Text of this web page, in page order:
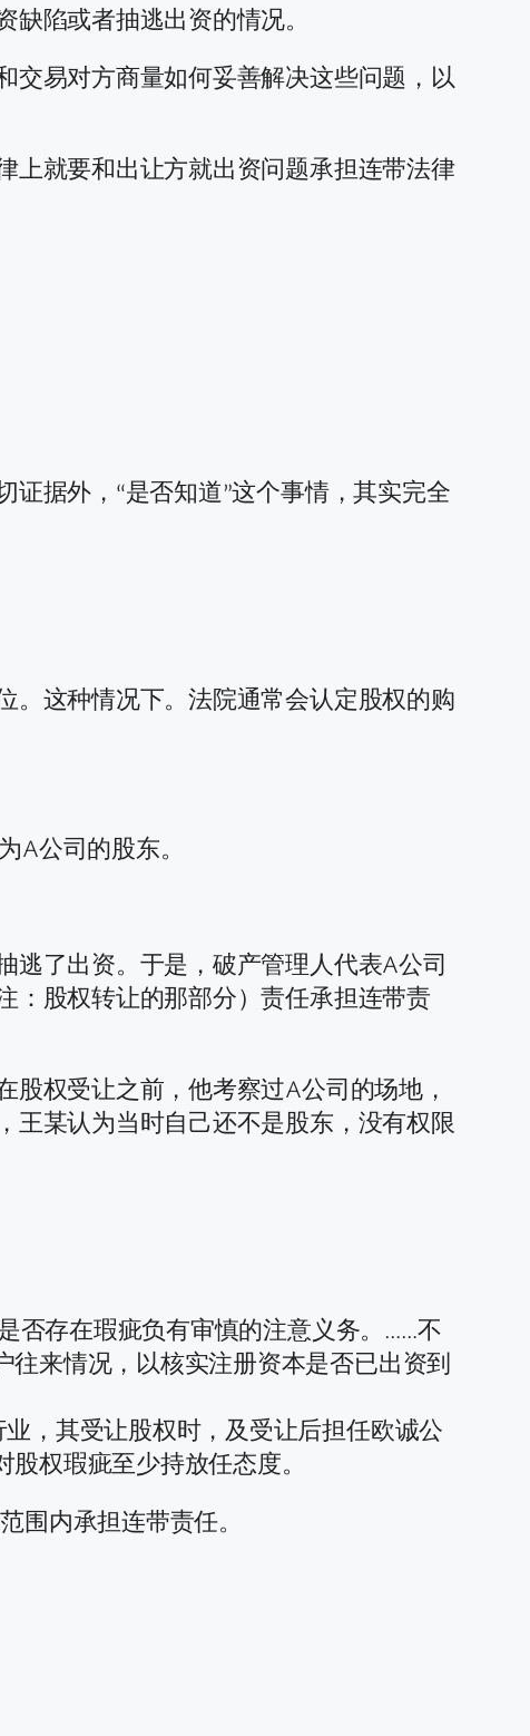
陷或者抽逃出资的情况。
交易对方商量如何妥善解决这些问题，以
上就要和出让方就出资问题承担连带法律
据外，“是否知道”这个事情，其实完全
。这种情况下。法院通常会认定股权的购
A公司的股东。
逃了出资。于是，破产管理人代表A公司
：股权转让的那部分）责任承担连带责
权受让之前，他考察过A公司的场地，
王某认为当时自己还不是股东，没有权限
否存在瑕疵负有审慎的注意义务。……不
来情况，以核实注册资本是否已出资到
，其受让股权时，及受让后担任欧诚公
权瑕疵至少持放任态度。
围内承担连带责任。